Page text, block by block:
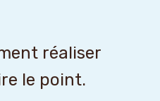
réaliser
le point.